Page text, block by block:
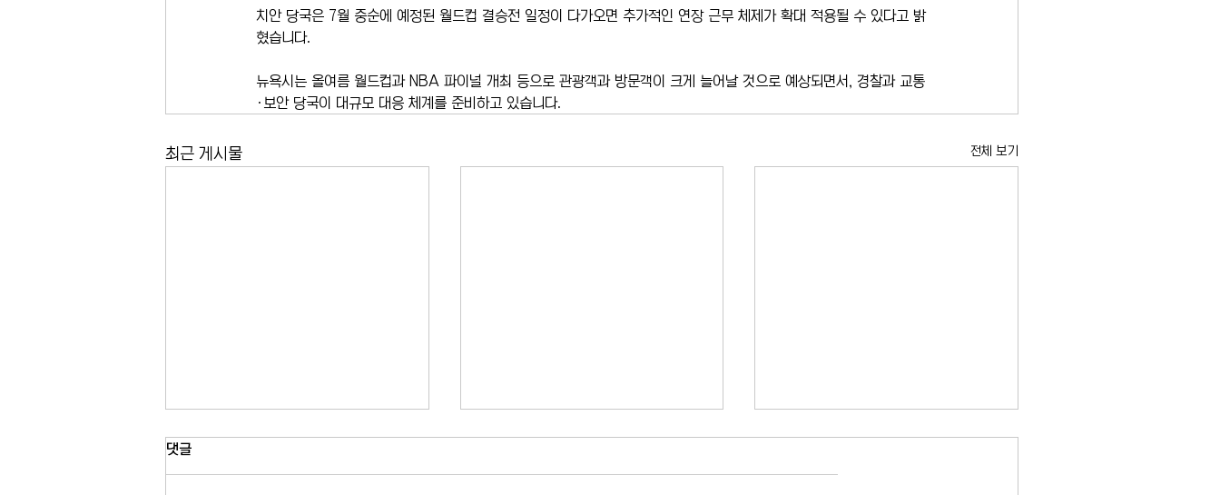
치안 당국은 7월 중순에 예정된 월드컵 결승전 일정이 다가오면 추가적인 연장 근무 체제가 확대 적용될 수 있다고 밝
혔습니다.
뉴욕시는 올여름 월드컵과 NBA 파이널 개최 등으로 관광객과 방문객이 크게 늘어날 것으로 예상되면서, 경찰과 교통
·보안 당국이 대규모 대응 체계를 준비하고 있습니다.
최근 게시물 전체 보기
유모차 접지 않고 버스 탄다…
MTA 제도 확대
카이라법' 서명 촉구… "양육권 분
뉴욕시 임대료 동결 결정 둘러싸
댓글